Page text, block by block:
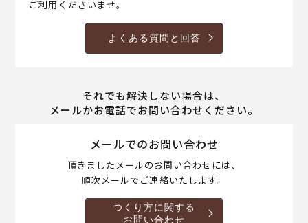
ご利用くださいませ。
よくある質問と回答
それでも解決しない場合は、
メールかお電話でお問い合わせください。
メールでのお問い合わせ
頂きましたメールのお問い合わせには、
順次メールでご連絡いたします。
つくり方に関する
お問い合わせ